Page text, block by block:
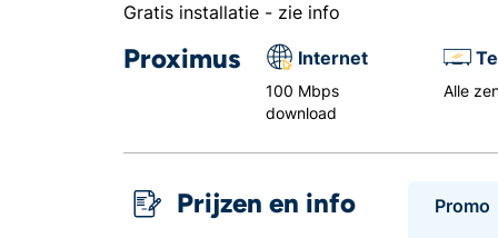
Gratis installatie - zie info
Proximus Internet
100 Mbps
download
Alle
Prijzen en info
Promo